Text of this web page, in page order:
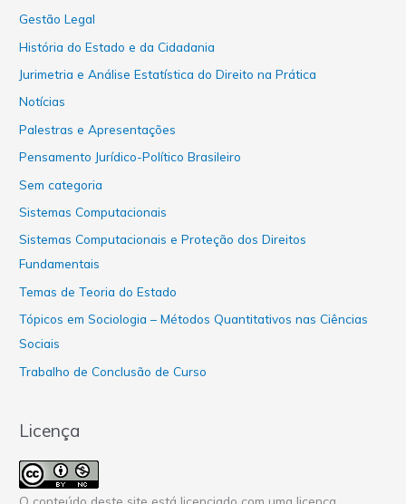
Gestão Legal
História do Estado e da Cidadania
Jurimetria e Análise Estatística do Direito na Prática
Notícias
Palestras e Apresentações
Pensamento Jurídico-Político Brasileiro
Sem categoria
Sistemas Computacionais
Sistemas Computacionais e Proteção dos Direitos
Fundamentais
Temas de Teoria do Estado
Tópicos em Sociologia – Métodos Quantitativos nas Ciências
Sociais
Trabalho de Conclusão de Curso
Licença